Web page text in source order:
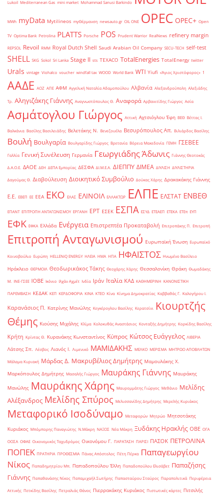
Lukoil Mediterranean Gas mini market Mohammad Sanusi Barkindo
MWh myData Mytilineos myΘέρμανση newsauto.gr OIL ONE OPEC OPEC+ Open
TV Optima Bank Petrolina PLATTS Porsche POS Prudent Warrior RealNews refinery margin
REPSOL Revoil RMM Royal Dutch Shell Saudi Arabian Oil Company SECU-TECH self-test
SHELL SKG Sokol Sri Lanka Stage II sts TEXACO TotalEnergies TotalEnergy twitter
Urals vintage Viohalco voucher windfall tax WOOD World Bank WTI Yiufi «Άγιος Χριστόφορος» ΄1
ΑΑΔΕ ΑΟΖ ΑΠΕ ΑΦΜ Αγγελική Ναταλία Αδαμοπούλου Αλβανία Αλεξανδρούπολη Αλεξιάδης
Τρ. Αληγιζάκης Γιάννης Αναγνωστόπουλος Θ. Αναφορά Αρβανιτίδης Γιώργος Ασία
Ασμάτογλου Γιώργος Αττική Αχτσιόγλου Έφη ΒΕΘ Βέττας Ι.
Βαλκάνια Βασίλης Βασιλειάδης Βελετάκης Ν. Βενεζουέλα Βεσυρόπουλος Απ. Βιλιάρδος Βασίλης
Βουλή Βουλγαρία Βουλγαρίδης Γιώργος Βρετανία Βόρεια Μακεδονία ΓΕΜΗ ΓΣΕΒΕΕ
Γαλλία Γενική Συνέλευση Γερμανία Γεωργιάδης Άδωνις Γιάννης Θεοτοκάς
Δ.Α.Ο.Ε. ΔΑΟΕ ΔΕΗ ΔΕΠΑ Εμπορίας ΔΕΣΦΑ ΔΙ.Μ.Ε.Α. ΔΙΕΠΠΥ ΔΙΜΕΑ ΔΙΥΛΙΣΗ ΔΙΥΛΙΣΤΗΡΙΑ
Δαγούμας Θ. Διαβούλευση Διοικητικό Συμβούλιο Δούκας Χάρης Δρακακάκης Γιάννης
Ε.Ε. ΕΒΕΠ ΕΕ ΕΕΑ ΕΚΟ ΕΛΑΣ ΕΛΙΝΟΙΛ ΕΛΛΑΚΤΩΡ ΕΛΠΕ ΕΛΣΤΑΤ ΕΝΒΕΘ
ΕΠΑΝΤ ΕΠΙΤΡΟΠΗ ΑΝΤΑΓΩΝΙΣΜΟΥ ΕΡΓΑΝΗ ΕΡΤ ΕΣΕΚ ΕΣΠΑ ΕΣΥΔ ΕΤΕΑΕΠ ΕΤΕΚΑ ΕΤΕπ ΕΥΠ
ΕΦΚ ΕΦΚΑ Ελλάδα Ενέργεια Επιστρεπτέα Προκαταβολή Επιτροπάκης Π. Επιτροπή
Επιτροπή Ανταγωνισμού Ευρωπαϊκή Ένωση Ευρωπαϊκό
Κοινοβούλιο Ευρώπη ΗELLENiQ ENERGY ΗΛΕΙΑ ΗΜΑ ΗΠΑ ΗΦΑΙΣΤΟΣ Ηνωμένο Βασίλειο
Ηράκλειο ΘΕΡΜΟΙΛ Θεοδωρικάκος Τάκης Θεοχάρης Χάρης Θεσσαλονίκη Θράκη Θωμαδάκης
Μ. ΙΝΕ-ΓΣΕΕ ΙΟΒΕ Ικόνιο Ιλχάν Αχμέτ Ινδία Ιράν Ιταλία ΚΑΔ ΚΑΘΗΜΕΡΙΝΗ ΚΑΝΟΝΙΣΤΙΚΗ
ΠΑΡΕΜΒΑΣΗ ΚΕΔΑΚ ΚΕΠ ΚΕΡΔΟΦΟΡΙΑ ΚΙΝΑ ΚΤΕΟ Κίνα Κίνημα Δημοκρατίας Καββαθάς Γ. Καλογήρου Ι.
Καρανάσιος Π. Κατρίνης Μανώλης Κεγκέρογλου Βασίλης Κερατσίνι
Κιουρτζής
Θέμης Κιούσης Μιχάλης Κλίμα Κολοκυθάς Αναστάσιος Κονταξής Δημήτρης Κορκίδης Βασίλης
Κρήτη Κρίντας Θ. Κυρανάκης Κωνσταντίνος Κύπρος Κώτσος Ευάγγελος ΛΙΒΕΡΙΑ
Λάτσης Σπ. Λέσβος Λιανός Ι. Λιμενικό ΜΑΜΙΔΑΚΗΣ ΜΕΛΚΟ ΜΕΡΙΣΜΑ ΜΗΤΡΩΟ ΑΠΟΒΛΗΤΩΝ
Μάλαμα Κυριακή Μάρδας Δ. Μακρυβέλιος Δημήτρης Μαμουλάκης Χ.
Μαρκόπουλος Δημήτρης Μασαλής Γιώργος Μαυράκης Γιάννης Μαυράκης
Μανώλης Μαυράκης Χάρης Μαυρομμάτης Γιώργος Μεθάνιο Μελίδης
Αλέξανδρος Μελίδης Σπύρος Μελισσανίδης Δημήτρης Μερελής Κυριάκος
Μεταφορικό Ισοδύναμο Μεταφορών Μητρώο Μητσοτάκης
Κυριάκος Μπόμπορης Παναγιώτης Ν.Μάκρη ΝΑΞΟΣ Νέα Μάκρη Ξυδάκης Ηρακλής ΟΒΕ ΟΓΑ
ΟΟΣΑ ΟΦΑΕ Οικονομικός Ταχυδρόμος Οικονόμου Γ. ΠΑΡΑΤΑΣΗ ΠΑΡΙΣΙ ΠΑΣΟΚ ΠΕΤΡΟΛΙΝΑ
ΠΟΠΕΚ ΠΡΑΤΗΡΙΑ ΠΡΟΘΕΣΜΙΑ Πάνας Απόστολος Πέτη Πέρκα Παπαγεωργίου
Νίκος Παπαδημητρίου Μπ. Παπαδοπούλου Έλλη Παπαδοπούλου Ελισάβετ Παπαζήσης
Γιάννης Παπαθανάσης Νίκος Παπαμιχαήλ Σωτήρης Παπασταύρου Σταύρος Παραπολιτικά Περιφέρεια
Αττικής Πετκίδης Βασίλης Πετραλιάς Θάνος Πιερρακάκης Κυριάκος Πιστωτικές κάρτες Πιτσιλής